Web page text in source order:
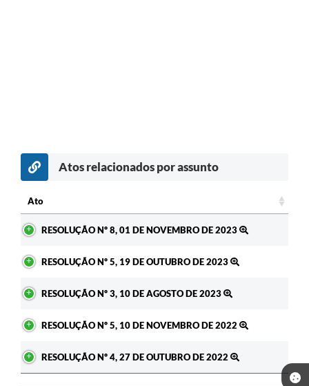
Atos relacionados por assunto
Ato
RESOLUÇÃO Nº 8, 01 DE NOVEMBRO DE 2023
RESOLUÇÃO Nº 5, 19 DE OUTUBRO DE 2023
RESOLUÇÃO Nº 3, 10 DE AGOSTO DE 2023
RESOLUÇÃO Nº 5, 10 DE NOVEMBRO DE 2022
RESOLUÇÃO Nº 4, 27 DE OUTUBRO DE 2022